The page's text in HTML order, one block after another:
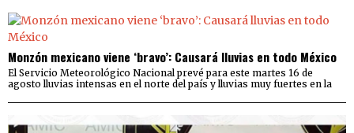
Monzón mexicano viene ‘bravo’: Causará lluvias en todo México
El Servicio Meteorológico Nacional prevé para este martes 16 de
agosto lluvias intensas en el norte del país y lluvias muy fuertes en la